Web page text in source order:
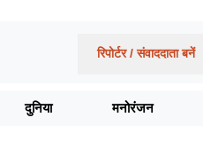
रिपोर्टर / संवाददाता बनें
दुनिया मनोरंजन